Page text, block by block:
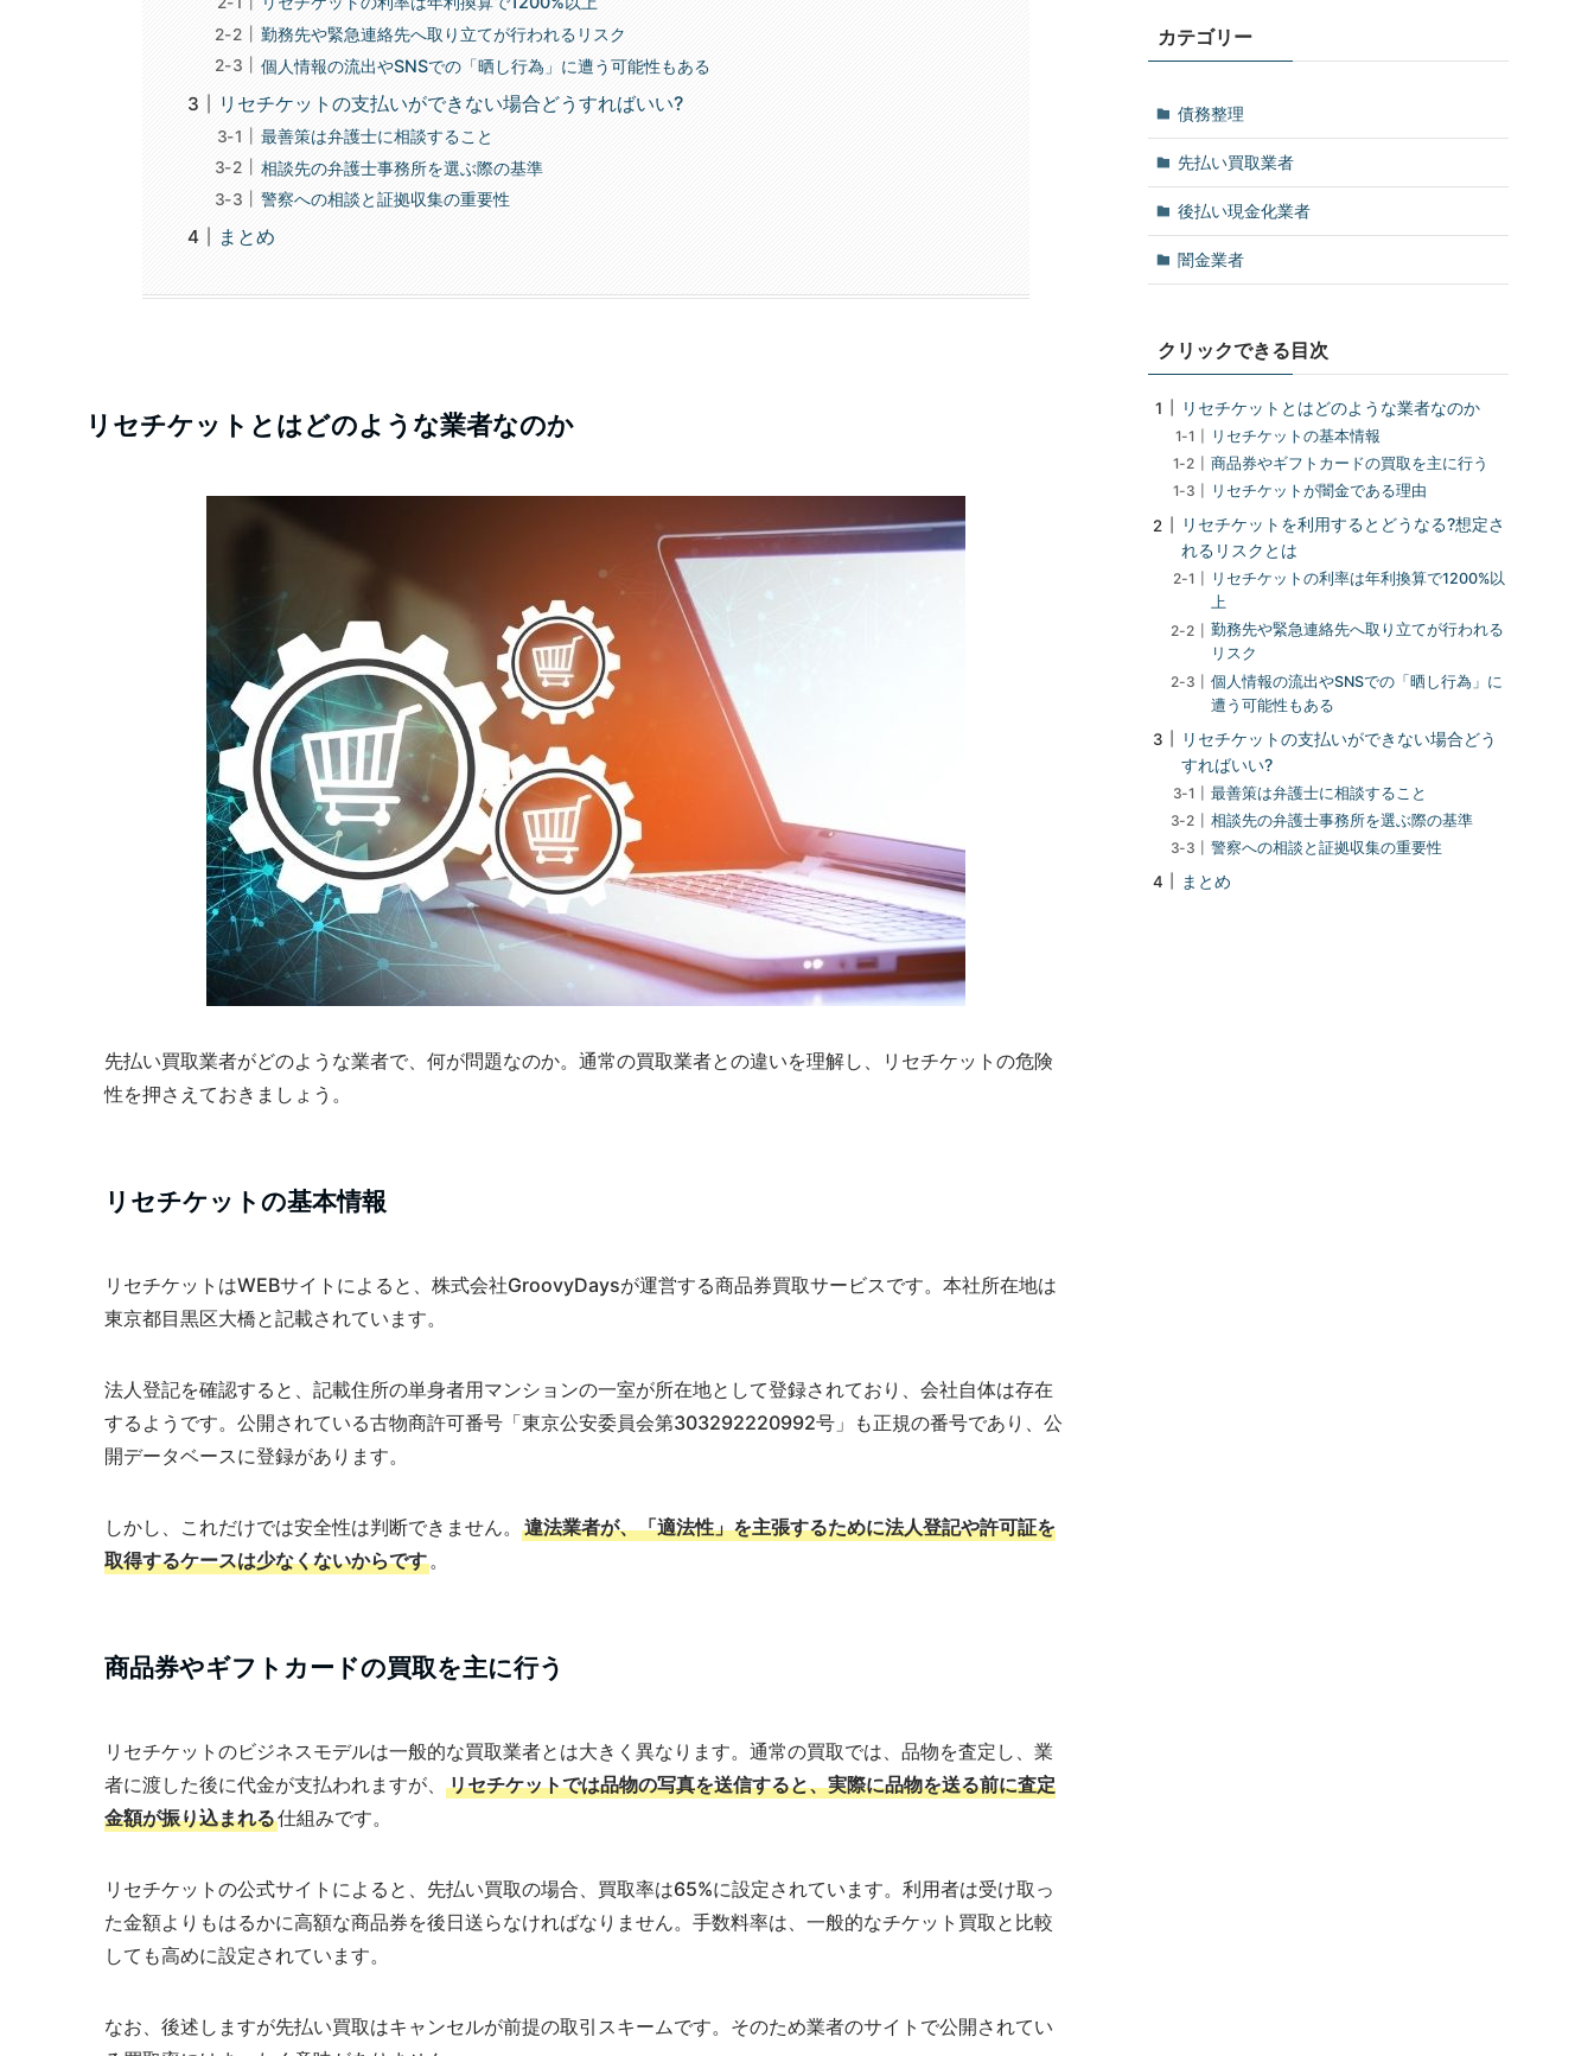
勤務先や緊急連絡先へ取り立てが行われるリスク
個人情報の流出やSNSでの「晒し行為」に遭う可能性もある
リセチケットの支払いができない場合どうすればいい?
最善策は弁護士に相談すること
相談先の弁護士事務所を選ぶ際の基準
警察への相談と証拠収集の重要性
まとめ
リセチケットとはどのような業者なのか
先払い買取業者がどのような業者で、何が問題なのか。通常の買取業者との違いを理解し、リセチケットの危険
性を押さえておきましょう。
リセチケットの基本情報
リセチケットはWEBサイトによると、株式会社GroovyDaysが運営する商品券買取サービスです。本社所在地は
東京都目黒区大橋と記載されています。
法人登記を確認すると、記載住所の単身者用マンションの一室が所在地として登録されており、会社自体は存在
するようです。公開されている古物商許可番号「東京公安委員会第303292220992号」も正規の番号であり、公
開データベースに登録があります。
しかし、これだけでは安全性は判断できません。 違法業者が、「適法性」を主張するために法人登記や許可証を
取得するケースは少なくないからです 。
商品券やギフトカードの買取を主に行う
リセチケットのビジネスモデルは一般的な買取業者とは大きく異なります。通常の買取では、品物を査定し、業
者に渡した後に代金が支払われますが、 リセチケットでは品物の写真を送信すると、実際に品物を送る前に査定
金額が振り込まれる仕組みです。
リセチケットの公式サイトによると、先払い買取の場合、買取率は65%に設定されています。利用者は受け取っ
た金額よりもはるかに高額な商品券を後日送らなければなりません。手数料率は、一般的なチケット買取と比較
しても高めに設定されています。
なお、後述しますが先払い買取はキャンセルが前提の取引スキームです。そのため業者のサイトで公開されてい
カテゴリー
債務整理
先払い買取業者
後払い現金化業者
闇金業者
クリックできる目次
リセチケットとはどのような業者なのか
リセチケットの基本情報
商品券やギフトカードの買取を主に行う
リセチケットが闇金である理由
リセチケットを利用するとどうなる?想定さ
れるリスクとは
リセチケットの利率は年利換算で1200%以
上
勤務先や緊急連絡先へ取り立てが行われる
リスク
個人情報の流出やSNSでの「晒し行為」に
遭う可能性もある
リセチケットの支払いができない場合どう
すればいい?
最善策は弁護士に相談すること
相談先の弁護士事務所を選ぶ際の基準
警察への相談と証拠収集の重要性
まとめ